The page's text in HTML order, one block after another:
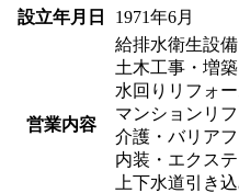
設立年月日
1971年6月
営業内容
給排水衛生設
土木工事・増
水回りリフォ
マンションリ
介護・バリア
内装・エクス
上下水道引き